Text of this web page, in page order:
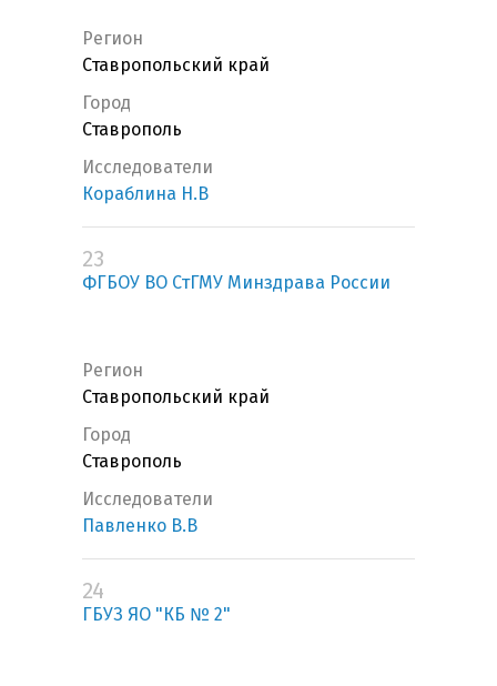
Регион
Ставропольский край
Город
Ставрополь
Исследователи
Кораблина Н.В
23
ФГБОУ ВО СтГМУ Минздрава России
Регион
Ставропольский край
Город
Ставрополь
Исследователи
Павленко В.В
24
ГБУЗ ЯО "КБ № 2"